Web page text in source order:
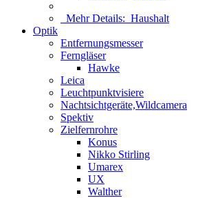
Mehr Details: Haushalt
Optik
Entfernungsmesser
Ferngläser
Hawke
Leica
Leuchtpunktvisiere
Nachtsichtgeräte,Wildcamera
Spektiv
Zielfernrohre
Konus
Nikko Stirling
Umarex
UX
Walther